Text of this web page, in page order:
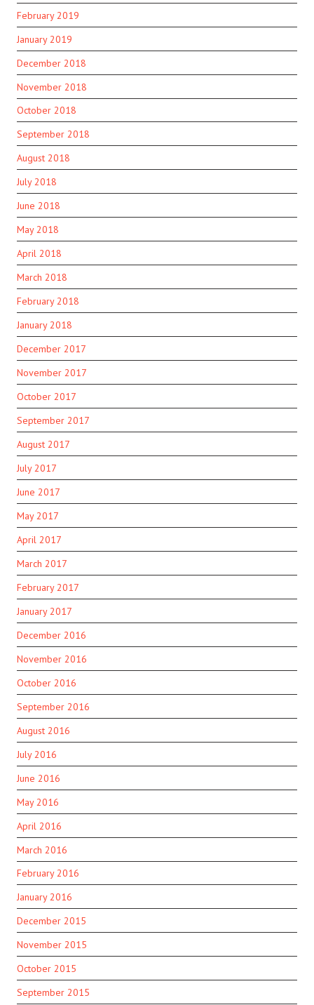
February 2019
January 2019
December 2018
November 2018
October 2018
September 2018
August 2018
July 2018
June 2018
May 2018
April 2018
March 2018
February 2018
January 2018
December 2017
November 2017
October 2017
September 2017
August 2017
July 2017
June 2017
May 2017
April 2017
March 2017
February 2017
January 2017
December 2016
November 2016
October 2016
September 2016
August 2016
July 2016
June 2016
May 2016
April 2016
March 2016
February 2016
January 2016
December 2015
November 2015
October 2015
September 2015